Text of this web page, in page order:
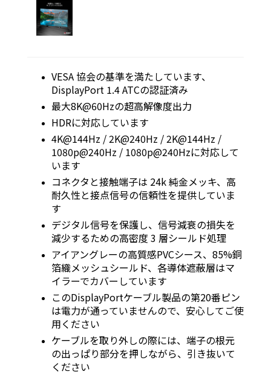
VESA 協会の基準を満たしています、
DisplayPort 1.4 ATCの認証済み
最大8K@60Hzの超高解像度出力
HDRに対応しています
4K@144Hz / 2K@240Hz / 2K@144Hz /
1080p@240Hz / 1080p@240Hzに対応して
います
コネクタと接触端子は 24k 純金メッキ、高
耐久性と接点信号の信頼性を提供していま
す
デジタル信号を保護し、信号減衰の損失を
減少するための高密度 3 層シールド処理
アイアングレーの高質感PVCシース、85%銅
箔織メッシュシールド、各導体遮蔽層はマ
イラーでカバーしています
このDisplayPortケーブル製品の第20番ピン
は電力が通っていませんので、安心してご使
用ください
ケーブルを取り外しの際には、端子の根元
の出っぱり部分を押しながら、引き抜いて
ください